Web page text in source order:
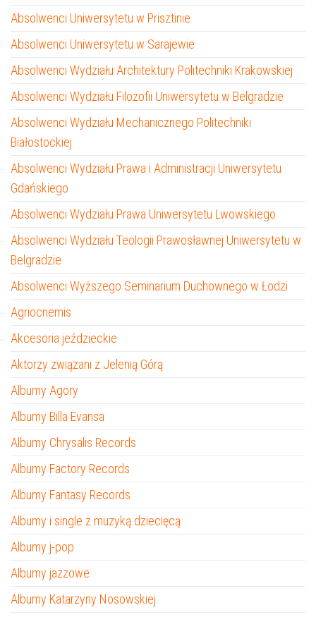
Absolwenci Uniwersytetu w Prisztinie
Absolwenci Uniwersytetu w Sarajewie
Absolwenci Wydziału Architektury Politechniki Krakowskiej
Absolwenci Wydziału Filozofii Uniwersytetu w Belgradzie
Absolwenci Wydziału Mechanicznego Politechniki
Białostockiej
Absolwenci Wydziału Prawa i Administracji Uniwersytetu
Gdańskiego
Absolwenci Wydziału Prawa Uniwersytetu Lwowskiego
Absolwenci Wydziału Teologii Prawosławnej Uniwersytetu w
Belgradzie
Absolwenci Wyższego Seminarium Duchownego w Łodzi
Agriocnemis
Akcesoria jeździeckie
Aktorzy związani z Jelenią Górą
Albumy Agory
Albumy Billa Evansa
Albumy Chrysalis Records
Albumy Factory Records
Albumy Fantasy Records
Albumy i single z muzyką dziecięcą
Albumy j-pop
Albumy jazzowe
Albumy Katarzyny Nosowskiej